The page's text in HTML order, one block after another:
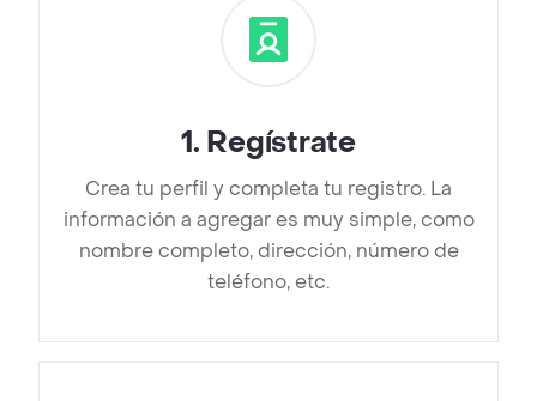
1. Regístrate
Crea tu perfil y completa tu registro. La
información a agregar es muy simple, como
nombre completo, dirección, número de
teléfono, etc.